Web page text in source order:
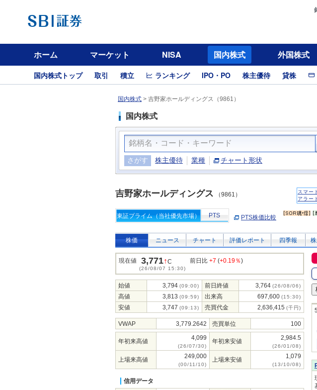
ホーム マーケット NISA 国内株式 外国株式
国内株式トップ 取引 積立 ランキング IPO・PO 株主優待 貸株
国内株式 > 吉野家ホールディングス（9861）
国内株式
さがす 株主優待 業種 チャート形状
吉野家ホールディングス （9861）
スマー
アラー
東証プライム（当社優先市場） PTS PTS株価比較
株価 ニュース チャート 評価レポート 四季報
現在値 3,771↑C
(26/08/07 15:30)
前日比 +7 (+0.19％)
始値 3,794 (09:00) 前日終値 3,764 (26/08/06)
高値 3,813 (09:59) 出来高 697,600 (15:30)
安値 3,747 (09:13) 売買代金 2,636,415 (千円)
VWAP 3,779.2642 売買単位 100
年初来高値 4,099
(26/07/30)
年初来安値 2,984.5
(26/01/08)
上場来高値 249,000
(00/11/10)
上場来安値 1,079
(13/10/08)
信用データ